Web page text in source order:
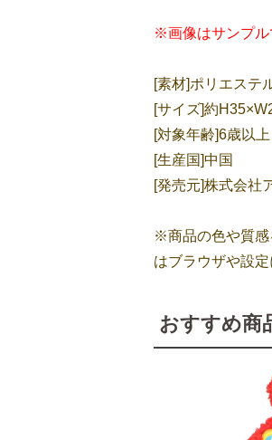
※画像はサンプル
[素材]ポリエステ
[サイズ]約
[対象年齢]6歳以上
[生産国]中国
[発売元]株式会社
※商品の色や質感
はブラウザや設
おすすめ商